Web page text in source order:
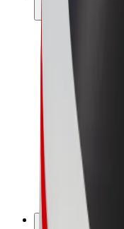
Safari
Scooters
Bolt Market
Bolt Chakula
Bolt Drive
Bolt kwa
Baiskeli ya
Bolt Plus
Pata kipato na Bolt